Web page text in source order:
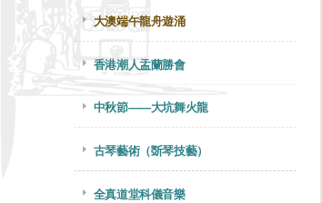
大澳端午龍舟遊涌
香港潮人盂蘭勝會
中秋節——大坑舞火龍
古琴藝術（斲琴技藝）
全真道堂科儀音樂